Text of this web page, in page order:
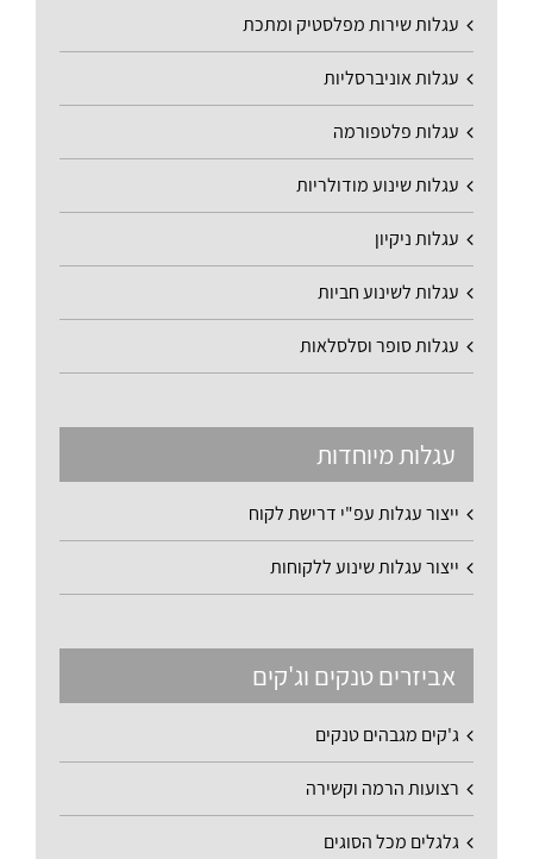
עגלות שירות מפלסטיק ומתכת
עגלות אוניברסליות
עגלות פלטפורמה
עגלות שינוע מודולריות
עגלות ניקיון
עגלות לשינוע חביות
עגלות סופר וסלסלאות
עגלות מיוחדות
ייצור עגלות עפ"י דרישת לקוח
ייצור עגלות שינוע ללקוחות
אביזרים טנקים וג'קים
ג'קים מגבהים טנקים
רצועות הרמה וקשירה
גלגלים מכל הסוגים